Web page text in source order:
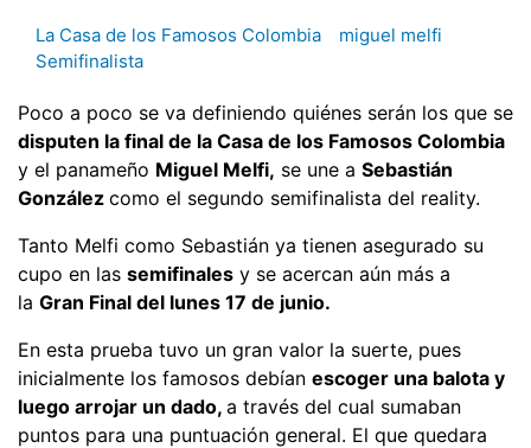
La Casa de los Famosos Colombia
miguel melfi
Semifinalista
Poco a poco se va definiendo quiénes serán los que se
disputen la final de la Casa de los Famosos Colombia
y el panameño Miguel Melfi, se une a Sebastián
González como el segundo semifinalista del reality.
Tanto Melfi como Sebastián ya tienen asegurado su
cupo en las semifinales y se acercan aún más a
la Gran Final del lunes 17 de junio.
En esta prueba tuvo un gran valor la suerte, pues
inicialmente los famosos debían escoger una balota y
luego arrojar un dado, a través del cual sumaban
puntos para una puntuación general. El que quedara